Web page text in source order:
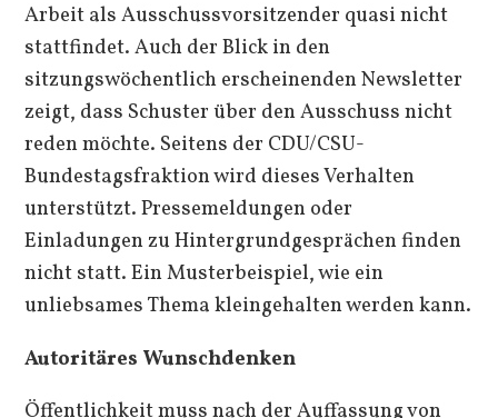
Arbeit als Ausschussvorsitzender quasi nicht
stattfindet. Auch der Blick in den
sitzungswöchentlich erscheinenden Newsletter
zeigt, dass Schuster über den Ausschuss nicht
reden möchte. Seitens der CDU/CSU-
Bundestagsfraktion wird dieses Verhalten
unterstützt. Pressemeldungen oder
Einladungen zu Hintergrundgesprächen finden
nicht statt. Ein Musterbeispiel, wie ein
unliebsames Thema kleingehalten werden kann.
Autoritäres Wunschdenken
Öffentlichkeit muss nach der Auffassung von